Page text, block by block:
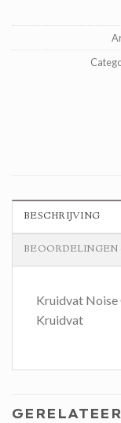
BESCHRIJVING
BEOORDELINGEN
Kruidvat Noise
Kruidvat